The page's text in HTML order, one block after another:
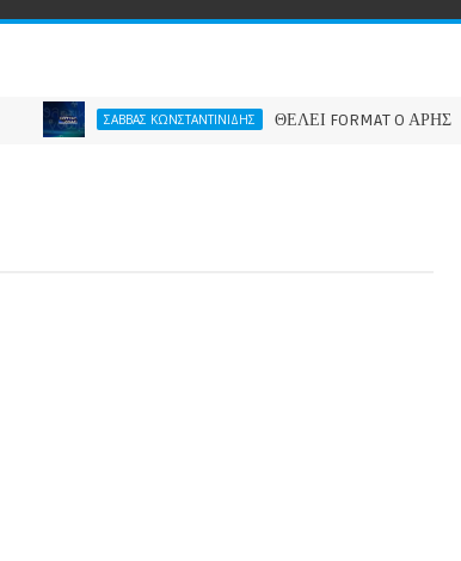
ΣΑΒΒΑΣ ΚΩΝΣΤΑΝΤΙΝΙΔΗΣ ΘΕΛΕΙ FORMAT O ΑΡΗΣ